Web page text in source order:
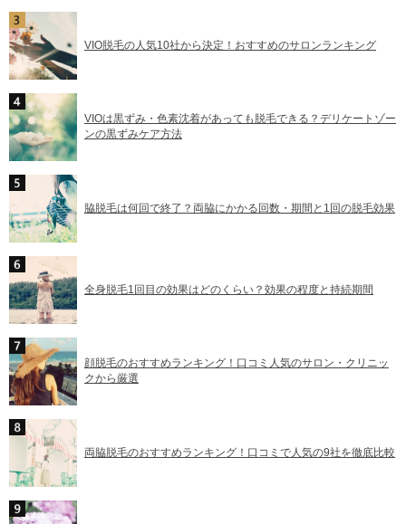
VIO脱毛の人気10社から決定！おすすめのサロンランキング
VIOは黒ずみ・色素沈着があっても脱毛できる？デリケートゾー
ンの黒ずみケア方法
脇脱毛は何回で終了？両脇にかかる回数・期間と1回の脱毛効果
全身脱毛1回目の効果はどのくらい？効果の程度と持続期間
顔脱毛のおすすめランキング！口コミ人気のサロン・クリニッ
クから厳選
両脇脱毛のおすすめランキング！口コミで人気の9社を徹底比較